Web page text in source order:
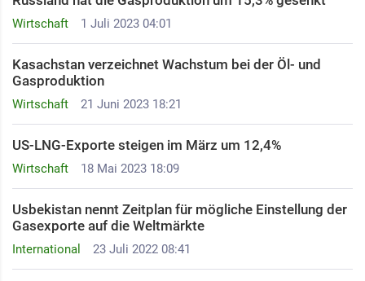
Wirtschaft 1 Juli 2023 04:01
Wirtschaft 21 Juni 2023 18:21
Kasachstan verzeichnet Wachstum bei der Öl- und
Gasproduktion
Wirtschaft 18 Mai 2023 18:09
US-LNG-Exporte steigen im März um 12,4%
International 23 Juli 2022 08:41
Usbekistan nennt Zeitplan für mögliche Einstellung der
Gasexporte auf die Weltmärkte